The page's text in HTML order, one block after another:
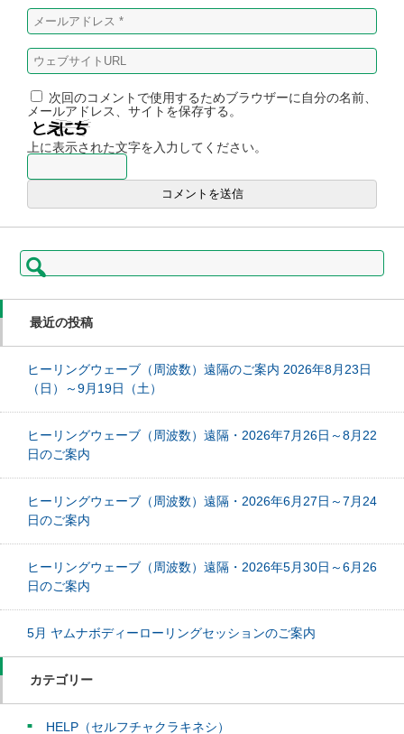
次回のコメントで使用するためブラウザーに自分の名前、
メールアドレス、サイトを保存する。
上に表示された文字を入力してください。
検
索:
最近の投稿
ヒーリングウェーブ（周波数）遠隔のご案内 2026年8月23日
（日）～9月19日（土）
ヒーリングウェーブ（周波数）遠隔・2026年7月26日～8月22
日のご案内
ヒーリングウェーブ（周波数）遠隔・2026年6月27日～7月24
日のご案内
ヒーリングウェーブ（周波数）遠隔・2026年5月30日～6月26
日のご案内
5月 ヤムナボディーローリングセッションのご案内
カテゴリー
HELP（セルフチャクラキネシ）